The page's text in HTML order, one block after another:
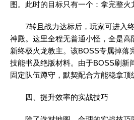
图。此时的目标只有一个：拿完整火
7转且战力达标后，玩家可进入
神殿。这里全程无普通小怪，全是高
新终极火龙教主。该BOSS专属掉落
技能书及绝版材料。由于BOSS刷新
固定队伍蹲守，默契配合方能稳拿顶
四、提升效率的实战技巧